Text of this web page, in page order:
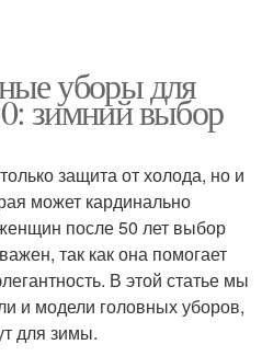
уборы для
зимний выбор
защита от холода, но и
может кардинально
после 50 лет выбор
так как она помогает
В этой статье мы
и модели головных уборов,
для зимы.